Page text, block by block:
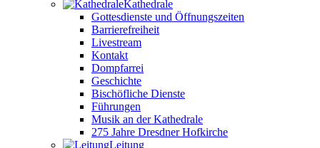
Kathedrale
Gottesdienste und Öffnungszeiten
Barrierefreiheit
Livestream
Kontakt
Dompfarrei
Geschichte
Bischöfliche Dienste
Führungen
Musik an der Kathedrale
275 Jahre Dresdner Hofkirche
Leitung